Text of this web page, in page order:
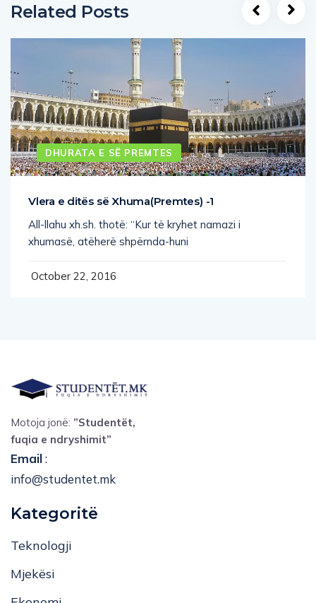
Related Posts
DHURATA E SË PREMTES
Vlera e ditës së Xhuma(Premtes) -1
All-llahu xh.sh. thotë: “Kur të kryhet namazi i
xhumasë, atëherë shpërnda-huni
October 22, 2016
Motoja jonë: ”Studentët,
fuqia e ndryshimit”
Email:
info@studentet.mk
Kategoritë
Teknologji
Mjekësi